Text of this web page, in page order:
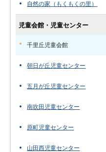
自然の家（もくもくの里）
児童会館・児童センター
千里丘児童会館
朝日が丘児童センター
五月が丘児童センター
南吹田児童センター
原町児童センター
山田西児童センター